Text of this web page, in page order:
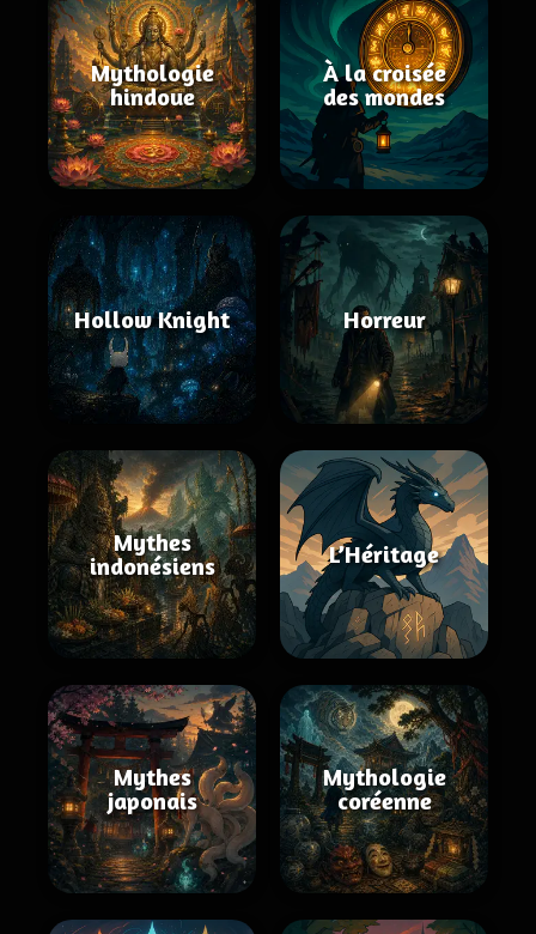
Mythologie
hindoue
À la croisée
des mondes
Hollow Knight Horreur
Mythes
indonésiens
L’Héritage
Mythes
japonais
Mythologie
coréenne